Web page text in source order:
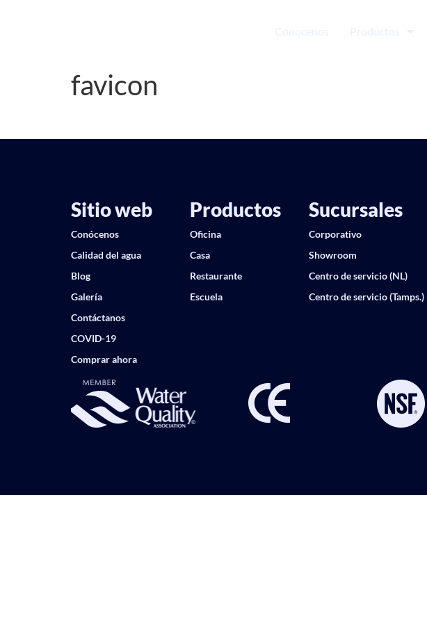
favicon
Sitio web
Conócenos
Calidad del agua
Blog
Galería
Contáctanos
COVID-19
Comprar ahora
Productos
Oficina
Casa
Restaurante
Escuela
Sucursales
Corporativo
Showroom
Centro de servicio (NL)
Centro de servicio (Tamps.)